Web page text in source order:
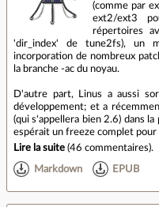
(comme par
ext2/ext3
répertoires
'dir_index' de tune2fs), un
incorporation de nombreux
la branche -ac du noyau.
D'autre part, Linus a aussi
développement; et a
(qui s'appellera bien 2.6) dans
espérait un freeze complet pour
Lire la suite (46 commentaires).
Markdown EPUB